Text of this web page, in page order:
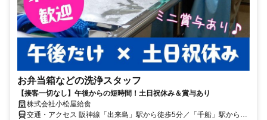
お弁当箱などの洗浄スタッフ
【接客一切なし】午後からの短時間！土日祝休み＆賞与あり
株式会社小松屋給食
交通・アクセス 阪神線「出来島」駅から徒歩5分／「千船」駅から徒